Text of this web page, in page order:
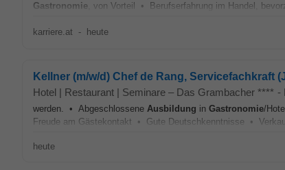
Gastronomie , von Vorteil • Berufserfahrung im Handel,
karriere.at - heute
Kellner (m/w/d) Chef de Rang, Servicefachkraft
Hotel | Restaurant | Seminare – Das Grambacher **** -
werden. • Abgeschlossene Ausbildung in Gastronomie/
Freude am Gästekontakt • Gute Deutschkenntnisse •
heute